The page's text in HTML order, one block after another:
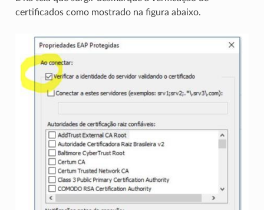
certificados como mostrado na figura abaixo.